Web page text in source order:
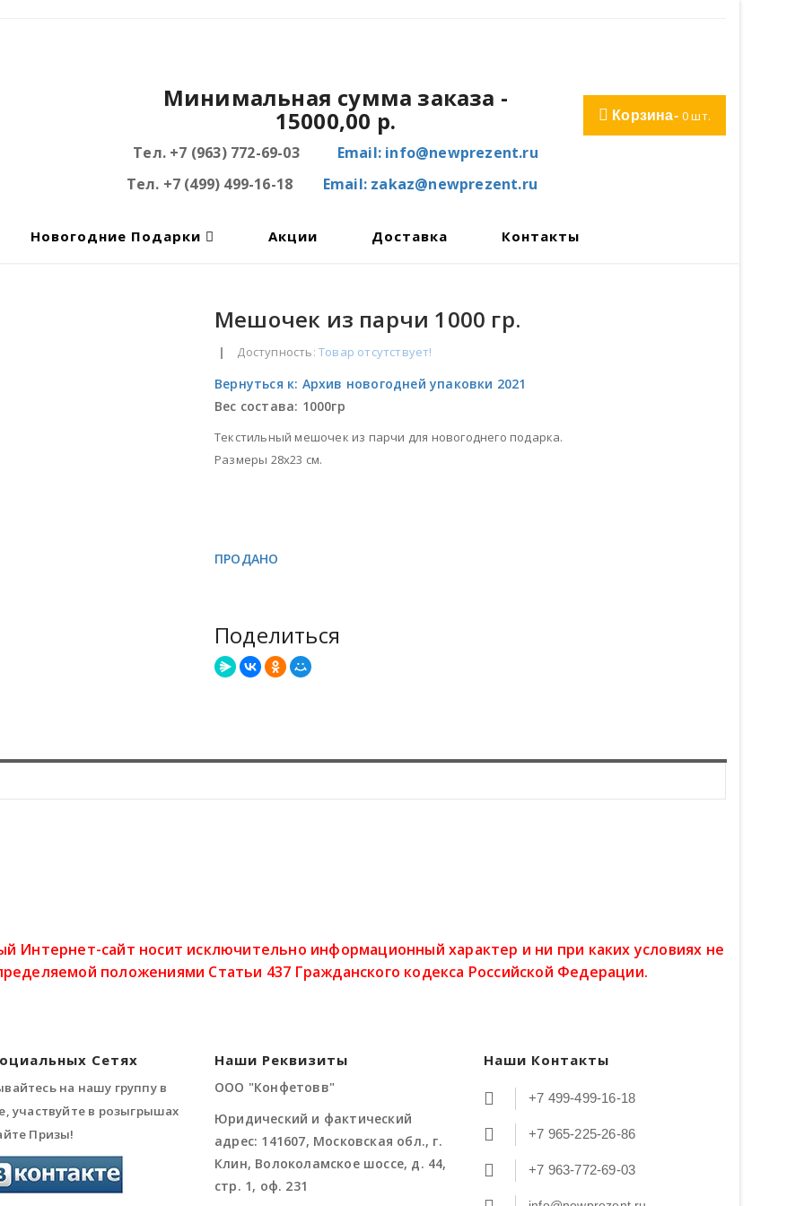
Минимальная сумма заказа -
15000,00 р.
Тел. +7 (963) 772-69-03 Email: info@newprezent.ru
Тел. +7 (499) 499-16-18 Email: zakaz@newprezent.ru
Корзина- 0шт.
Новогодние Подарки Акции Доставка Контакты
Мешочек из парчи 1000 гр.
| Доступность: Товар отсутствует!
Вернуться к: Архив новогодней упаковки 2021
Вес состава: 1000гр
Текстильный мешочек из парчи для новогоднего подарка.
Размеры 28х23 см.
ПРОДАНО
Поделиться
Интернет-сайт носит исключительно информационный характер и ни при каких условиях не
положениями Статьи 437 Гражданского кодекса Российской Федерации.
Сетях
на нашу группу в
участвуйте в розыгрышах
Призы!
Наши Реквизиты
ООО "Конфетовв"
Юридический и фактический
адрес: 141607, Московская обл., г.
Клин, Волоколамское шоссе, д. 44,
стр. 1, оф. 231
Наши Контакты
+7 499-499-16-18
+7 965-225-26-86
+7 963-772-69-03